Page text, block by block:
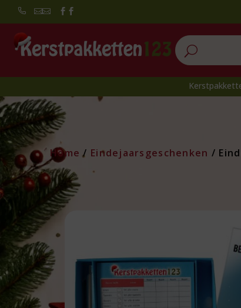
 
U
Home / Eindejaarsgeschenken /